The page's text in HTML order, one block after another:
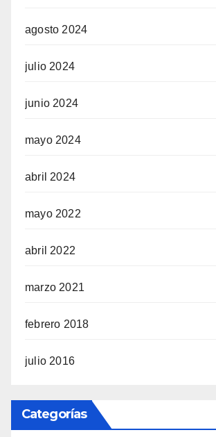
agosto 2024
julio 2024
junio 2024
mayo 2024
abril 2024
mayo 2022
abril 2022
marzo 2021
febrero 2018
julio 2016
Categorías